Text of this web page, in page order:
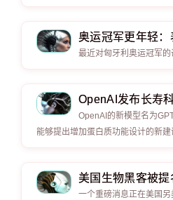
奥运冠军更年轻
最近对匈牙利奥运冠军的
OpenAI发布长寿
OpenAI的新模型名为
能够提出增加蛋白质功能设计的新建
美国生物黑客被提
一个重磅消息正在美国